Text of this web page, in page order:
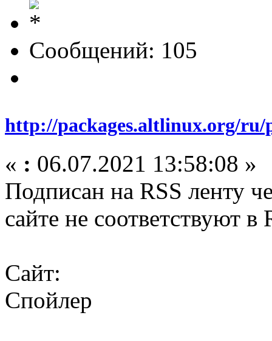
Сообщений: 105
http://packages.altlinux.org/ru/
« : 06.07.2021 13:58:08 »
Подписан на RSS ленту
сайте не соответствуют в
Сайт:
Спойлер